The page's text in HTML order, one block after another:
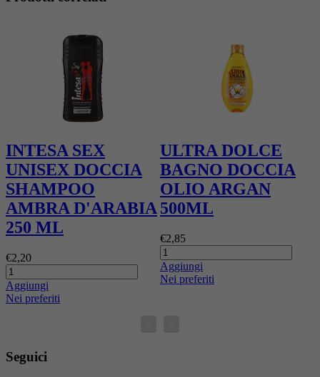
INTESA SEX
UNISEX DOCCIA
SHAMPOO
AMBRA D'ARABIA
250 ML
€2,20
Aggiungi
Nei preferiti
ULTRA DOLCE
BAGNO DOCCIA
OLIO ARGAN
500ML
€2,85
Aggiungi
Nei preferiti
Seguici